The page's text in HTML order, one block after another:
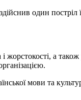
один постріл
а також
мови та